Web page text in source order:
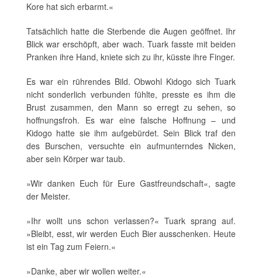
Kore hat sich erbarmt.«
Tatsächlich hatte die Sterbende die Augen geöffnet. Ihr
Blick war erschöpft, aber wach. Tuark fasste mit beiden
Pranken ihre Hand, kniete sich zu ihr, küsste ihre Finger.
Es war ein rührendes Bild. Obwohl Kidogo sich Tuark
nicht sonderlich verbunden fühlte, presste es ihm die
Brust zusammen, den Mann so erregt zu sehen, so
hoffnungsfroh. Es war eine falsche Hoffnung – und
Kidogo hatte sie ihm aufgebürdet. Sein Blick traf den
des Burschen, versuchte ein aufmunterndes Nicken,
aber sein Körper war taub.
»Wir danken Euch für Eure Gastfreundschaft«, sagte
der Meister.
»Ihr wollt uns schon verlassen?« Tuark sprang auf.
»Bleibt, esst, wir werden Euch Bier ausschenken. Heute
ist ein Tag zum Feiern.«
»Danke, aber wir wollen weiter.«